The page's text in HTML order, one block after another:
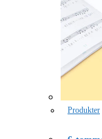
Produkter